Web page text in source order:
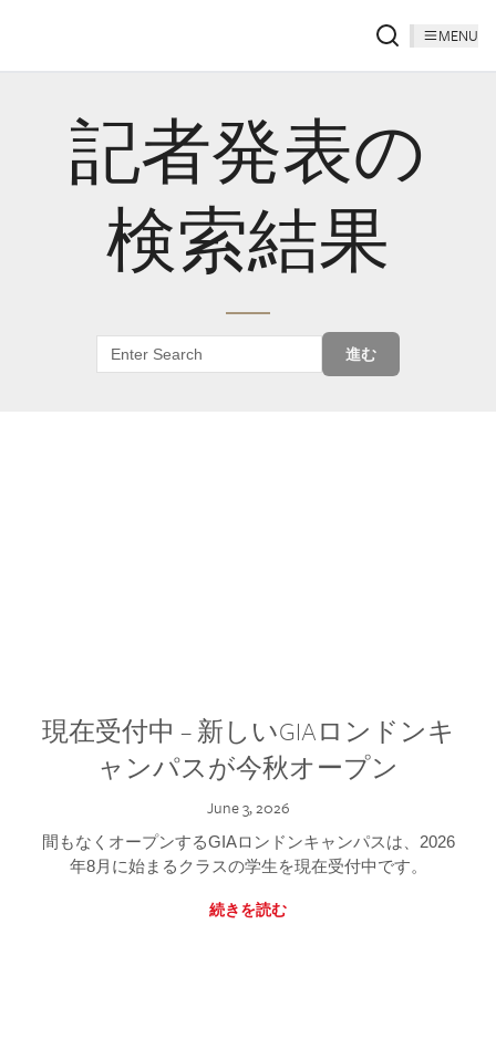
MENU
記者発表の
検索結果
進む
現在受付中 – 新しいGIAロンドンキ
ャンパスが今秋オープン
June 3, 2026
間もなくオープンするGIAロンドンキャンパスは、2026
年8月に始まるクラスの学生を現在受付中です。
続きを読む